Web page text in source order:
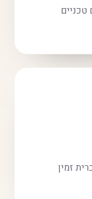
טכניים
זמין